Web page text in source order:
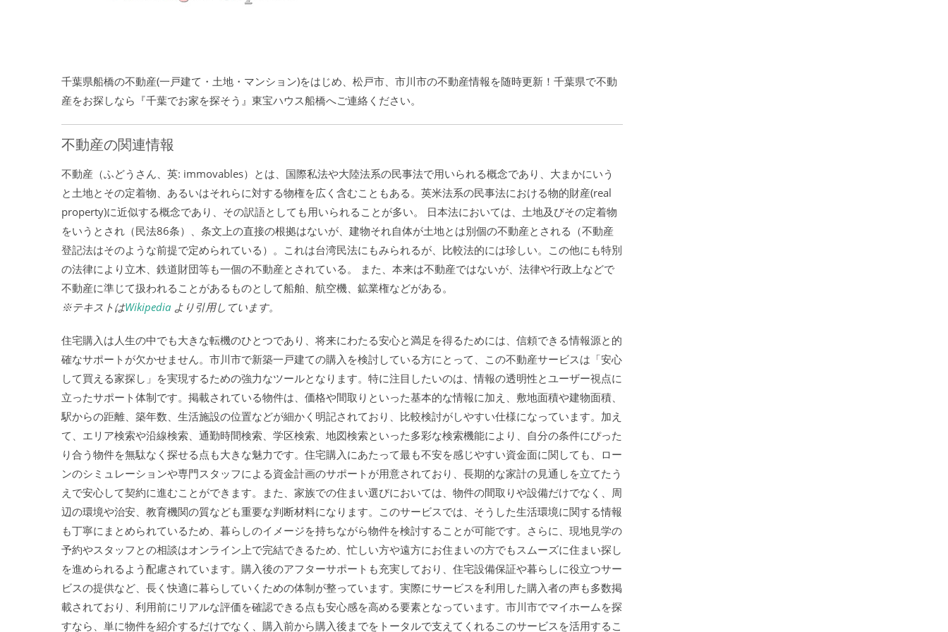
千葉県船橋の不動産(一戸建て・土地・マンション)をはじめ、松戸市、市川市の不動産情報を随時更新！千葉県で不動
産をお探しなら『千葉でお家を探そう』東宝ハウス船橋へご連絡ください。
不動産の関連情報
不動産（ふどうさん、英: immovables）とは、国際私法や大陸法系の民事法で用いられる概念であり、大まかにいう
と土地とその定着物、あるいはそれらに対する物権を広く含むこともある。英米法系の民事法における物的財産(real
property)に近似する概念であり、その訳語としても用いられることが多い。 日本法においては、土地及びその定着物
をいうとされ（民法86条）、条文上の直接の根拠はないが、建物それ自体が土地とは別個の不動産とされる（不動産
登記法はそのような前提で定められている）。これは台湾民法にもみられるが、比較法的には珍しい。この他にも特別
の法律により立木、鉄道財団等も一個の不動産とされている。 また、本来は不動産ではないが、法律や行政上などで
不動産に準じて扱われることがあるものとして船舶、航空機、鉱業権などがある。
※テキストはWikipedia より引用しています。
住宅購入は人生の中でも大きな転機のひとつであり、将来にわたる安心と満足を得るためには、信頼できる情報源と的
確なサポートが欠かせません。市川市で新築一戸建ての購入を検討している方にとって、この不動産サービスは「安心
して買える家探し」を実現するための強力なツールとなります。特に注目したいのは、情報の透明性とユーザー視点に
立ったサポート体制です。掲載されている物件は、価格や間取りといった基本的な情報に加え、敷地面積や建物面積、
駅からの距離、築年数、生活施設の位置などが細かく明記されており、比較検討がしやすい仕様になっています。加え
て、エリア検索や沿線検索、通勤時間検索、学区検索、地図検索といった多彩な検索機能により、自分の条件にぴった
り合う物件を無駄なく探せる点も大きな魅力です。住宅購入にあたって最も不安を感じやすい資金面に関しても、ロー
ンのシミュレーションや専門スタッフによる資金計画のサポートが用意されており、長期的な家計の見通しを立てたう
えで安心して契約に進むことができます。また、家族での住まい選びにおいては、物件の間取りや設備だけでなく、周
辺の環境や治安、教育機関の質なども重要な判断材料になります。このサービスでは、そうした生活環境に関する情報
も丁寧にまとめられているため、暮らしのイメージを持ちながら物件を検討することが可能です。さらに、現地見学の
予約やスタッフとの相談はオンライン上で完結できるため、忙しい方や遠方にお住まいの方でもスムーズに住まい探し
を進められるよう配慮されています。購入後のアフターサポートも充実しており、住宅設備保証や暮らしに役立つサー
ビスの提供など、長く快適に暮らしていくための体制が整っています。実際にサービスを利用した購入者の声も多数掲
載されており、利用前にリアルな評価を確認できる点も安心感を高める要素となっています。市川市でマイホームを探
すなら、単に物件を紹介するだけでなく、購入前から購入後までをトータルで支えてくれるこのサービスを活用するこ